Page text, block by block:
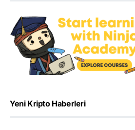
Yeni Kripto Haberleri